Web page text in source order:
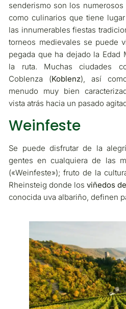
senderismo son los numerosos
como culinarios que tiene
las innumerables fiestas
torneos medievales se puede
pegada que ha dejado la Edad
la ruta. Muchas ciudades
Coblenza (Koblenz), así
menudo muy bien
vista atrás hacia un pasado
Weinfeste
Se puede disfrutar de la
gentes en cualquiera de las
(«Weinfeste»); fruto de la
Rheinsteig donde losviñedos
conocida uva albariño, definen